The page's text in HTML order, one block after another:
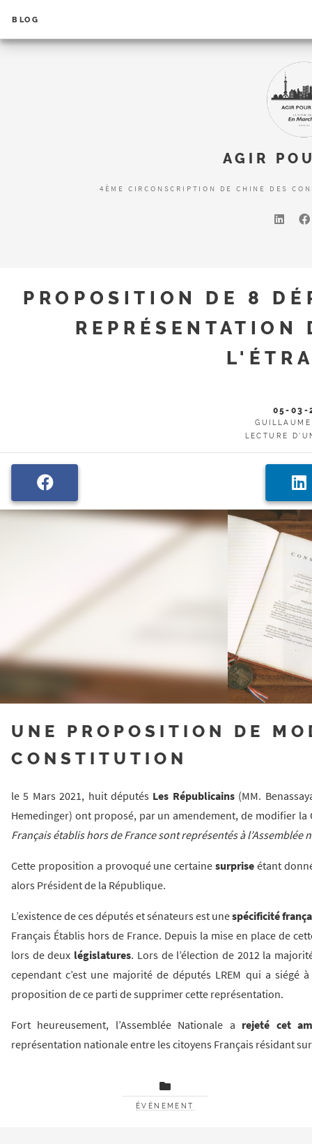
BLOG
AGIR
4ÈME CIRCONSCRIPTION DE CHINE DES
PROPOSITION DE 8
REPRÉSENTATION
05-03-
LECTURE
UNE PROPOSITION DE
CONSTITUTION
le 5 Mars 2021, huit députés Les Républicains(MM.
Hemedinger) ont proposé, par un amendement, de modifier
Français établis hors de France sont représentés à l’Assemblée
Cette proposition a provoqué une certainesurprise étant
alors Président de la République.
L’existence de ces députés et sénateurs est unespécificité
Français Établis hors de France. Depuis la mise en place de
lors de deux législatures. Lors de l’élection de 2012 la
cependant c’est une majorité de députés LREM qui a siégé
proposition de ce parti de supprimer cette représentation.
Fort heureusement, l’Assemblée Nationale a rejeté cet
représentation nationale entre les citoyens Français résidant
ÉVÉNEMENT